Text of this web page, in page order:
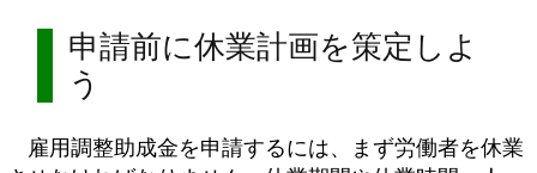
申請前に休業計画を策定しよ
う
雇用調整助成金を申請するには、まず労働者を休業